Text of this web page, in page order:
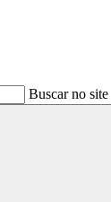
Buscar no site